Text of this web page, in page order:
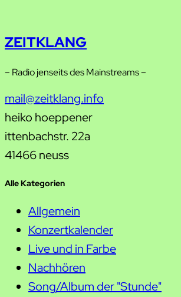
ZEITKLANG
– Radio jenseits des Mainstreams –
mail@zeitklang.info
heiko hoeppener
ittenbachstr. 22a
41466 neuss
Alle Kategorien
Allgemein
Konzertkalender
Live und in Farbe
Nachhören
Song/Album der "Stunde"